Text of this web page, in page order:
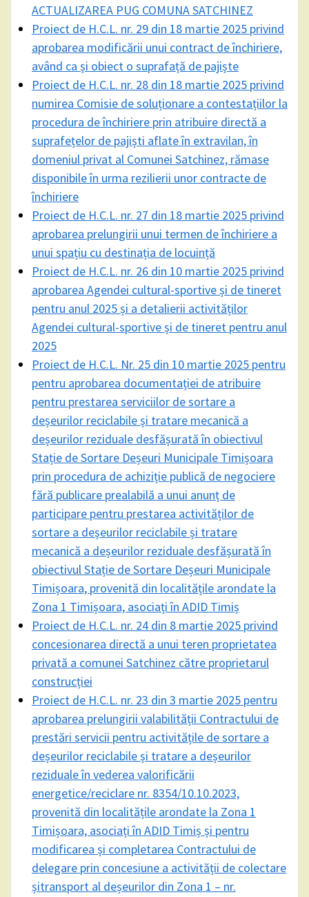
ACTUALIZAREA PUG COMUNA SATCHINEZ
Proiect de H.C.L. nr. 29 din 18 martie 2025 privind
aprobarea modificării unui contract de închiriere,
având ca și obiect o suprafață de pajiște
Proiect de H.C.L. nr. 28 din 18 martie 2025 privind
numirea Comisie de soluționare a contestațiilor la
procedura de închiriere prin atribuire directă a
suprafețelor de pajiști aflate în extravilan, în
domeniul privat al Comunei Satchinez, rămase
disponibile în urma rezilierii unor contracte de
închiriere
Proiect de H.C.L. nr. 27 din 18 martie 2025 privind
aprobarea prelungirii unui termen de închiriere a
unui spațiu cu destinația de locuință
Proiect de H.C.L. nr. 26 din 10 martie 2025 privind
aprobarea Agendei cultural-sportive și de tineret
pentru anul 2025 și a detalierii activităților
Agendei cultural-sportive și de tineret pentru anul
2025
Proiect de H.C.L. Nr. 25 din 10 martie 2025 pentru
pentru aprobarea documentației de atribuire
pentru prestarea serviciilor de sortare a
deșeurilor reciclabile și tratare mecanică a
deșeurilor reziduale desfășurată în obiectivul
Stație de Sortare Deșeuri Municipale Timișoara
prin procedura de achiziție publică de negociere
fără publicare prealabilă a unui anunț de
participare pentru prestarea activităților de
sortare a deșeurilor reciclabile și tratare
mecanică a deșeurilor reziduale desfășurată în
obiectivul Stație de Sortare Deșeuri Municipale
Timișoara, provenită din localitățile arondate la
Zona 1 Timișoara, asociați în ADID Timiș
Proiect de H.C.L. nr. 24 din 8 martie 2025 privind
concesionarea directă a unui teren proprietatea
privată a comunei Satchinez către proprietarul
construcției
Proiect de H.C.L. nr. 23 din 3 martie 2025 pentru
aprobarea prelungirii valabilității Contractului de
prestări servicii pentru activitățile de sortare a
deșeurilor reciclabile și tratare a deșeurilor
reziduale în vederea valorificării
energetice/reciclare nr. 8354/10.10.2023,
provenită din localitățile arondate la Zona 1
Timișoara, asociați în ADID Timiș și pentru
modificarea și completarea Contractului de
delegare prin concesiune a activității de colectare
șitransport al deșeurilor din Zona 1 – nr.